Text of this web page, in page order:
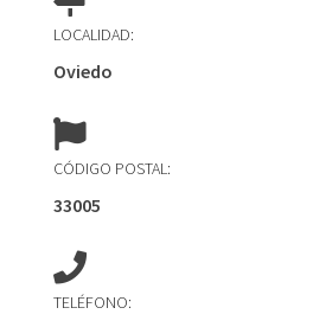
LOCALIDAD:
Oviedo
CÓDIGO POSTAL:
33005
TELÉFONO: